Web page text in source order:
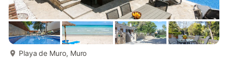
Playa de Muro, Muro